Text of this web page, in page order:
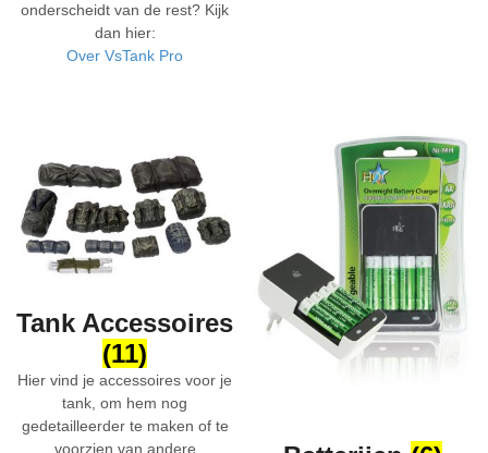
onderscheidt van de rest? Kijk
dan hier:
Over VsTank Pro
Tank Accessoires
(11)
Hier vind je accessoires voor je
tank, om hem nog
gedetailleerder te maken of te
voorzien van andere